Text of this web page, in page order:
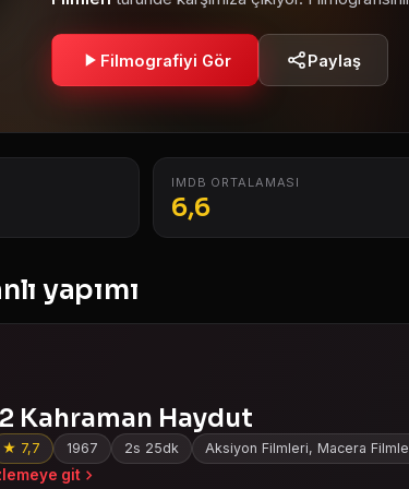
Filmografiyi Gör Paylaş
IMDB ORTALAMASI
6,6
yapımı
Kahraman Haydut
★ 7,7 1967 2s 25dk Aksiyon Filmleri, Macera
git